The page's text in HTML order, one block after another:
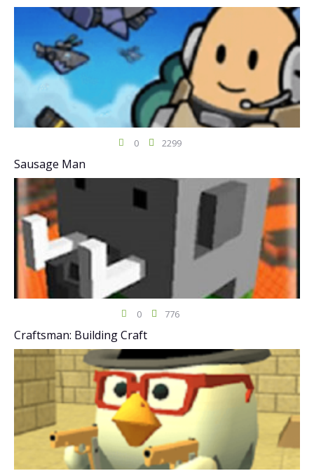
0 2299
Sausage Man
0 776
Craftsman: Building Craft